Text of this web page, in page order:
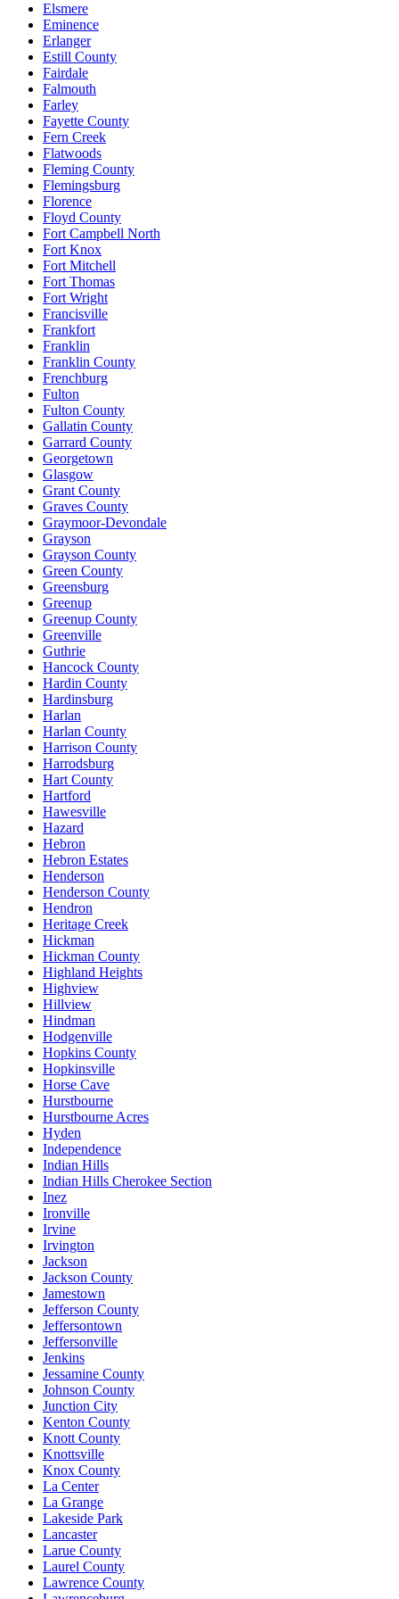
Elsmere
Eminence
Erlanger
Estill County
Fairdale
Falmouth
Farley
Fayette County
Fern Creek
Flatwoods
Fleming County
Flemingsburg
Florence
Floyd County
Fort Campbell North
Fort Knox
Fort Mitchell
Fort Thomas
Fort Wright
Francisville
Frankfort
Franklin
Franklin County
Frenchburg
Fulton
Fulton County
Gallatin County
Garrard County
Georgetown
Glasgow
Grant County
Graves County
Graymoor-Devondale
Grayson
Grayson County
Green County
Greensburg
Greenup
Greenup County
Greenville
Guthrie
Hancock County
Hardin County
Hardinsburg
Harlan
Harlan County
Harrison County
Harrodsburg
Hart County
Hartford
Hawesville
Hazard
Hebron
Hebron Estates
Henderson
Henderson County
Hendron
Heritage Creek
Hickman
Hickman County
Highland Heights
Highview
Hillview
Hindman
Hodgenville
Hopkins County
Hopkinsville
Horse Cave
Hurstbourne
Hurstbourne Acres
Hyden
Independence
Indian Hills
Indian Hills Cherokee Section
Inez
Ironville
Irvine
Irvington
Jackson
Jackson County
Jamestown
Jefferson County
Jeffersontown
Jeffersonville
Jenkins
Jessamine County
Johnson County
Junction City
Kenton County
Knott County
Knottsville
Knox County
La Center
La Grange
Lakeside Park
Lancaster
Larue County
Laurel County
Lawrence County